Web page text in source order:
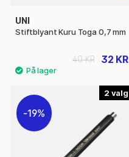
UNI
Stiftblyant Kuru Toga 0,7 mm
32 KR
40 KR
2
19%